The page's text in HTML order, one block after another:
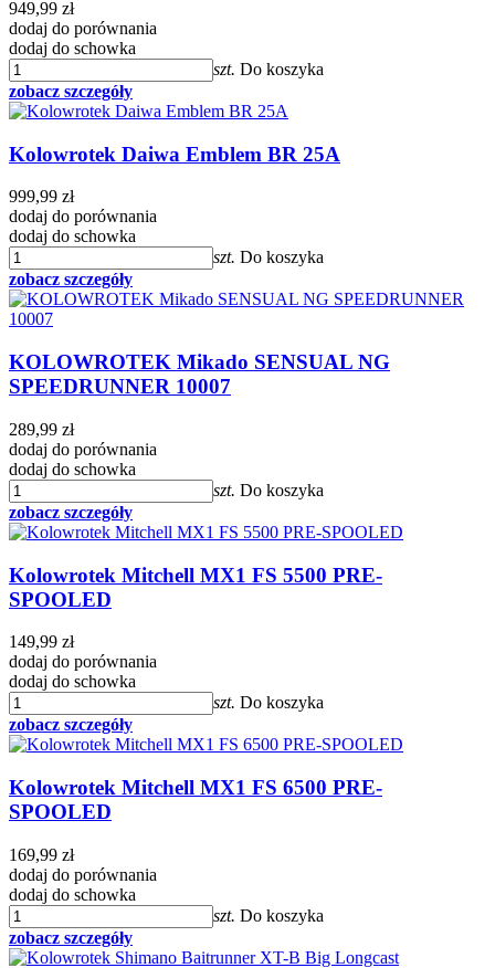
949,99 zł
dodaj do porównania
dodaj do schowka
szt. Do koszyka
zobacz szczegóły
Kolowrotek Daiwa Emblem BR 25A
999,99 zł
dodaj do porównania
dodaj do schowka
szt. Do koszyka
zobacz szczegóły
KOLOWROTEK Mikado SENSUAL NG
SPEEDRUNNER 10007
289,99 zł
dodaj do porównania
dodaj do schowka
szt. Do koszyka
zobacz szczegóły
Kolowrotek Mitchell MX1 FS 5500 PRE-
SPOOLED
149,99 zł
dodaj do porównania
dodaj do schowka
szt. Do koszyka
zobacz szczegóły
Kolowrotek Mitchell MX1 FS 6500 PRE-
SPOOLED
169,99 zł
dodaj do porównania
dodaj do schowka
szt. Do koszyka
zobacz szczegóły